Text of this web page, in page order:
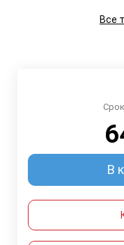
Все
В